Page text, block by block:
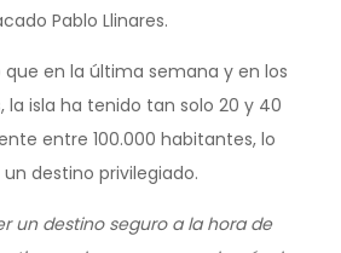
Pablo Llinares.
que en la última semana y en los
la isla ha tenido tan solo 20 y 40
entre 100.000 habitantes, lo
destino privilegiado.
un destino seguro a la hora de